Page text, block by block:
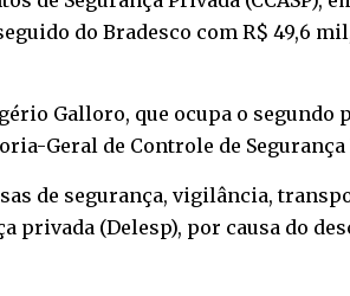
do Bradesco com R$ 49,6
Galloro, que ocupa o segundo
Geral de Controle de Segurança
de segurança, vigilância,
privada (Delesp), por causa do